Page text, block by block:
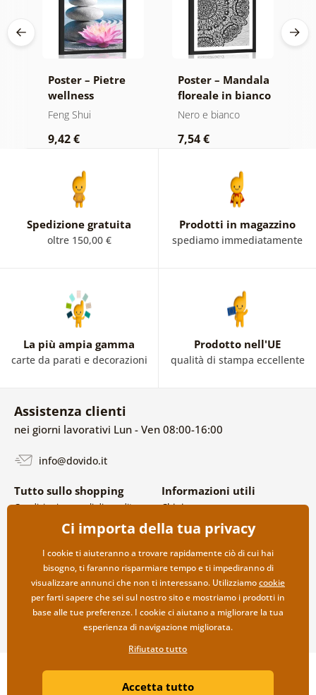
Poster – Pietre
wellness
Feng Shui
9,42 €
Poster – Mandala
floreale in bianco
e nero
Nero e bianco
7,54 €
Spedizione gratuita
oltre 150,00 €
Prodotti in magazzino
spediamo immediatamente
La più ampia gamma
carte da parati e decorazioni
Prodotto nell'UE
qualità di stampa eccellente
Assistenza clienti
nei giorni lavorativi Lun - Ven 08:00-16:00
info@dovido.it
Tutto sullo shopping
Condizioni generali di vendita e
Politica sulla privacy
Opzioni di spedizione e
pagamento
Reso della merce
Informazioni utili
Chi siamo
FAQ
Contatti
Collaborazione all’ingrosso
Copyright ©2019 © Dovido.it.
Litvanyi.sk| Negozio online creato da
Ci importa della tua privacy
I cookie ti aiuteranno a trovare rapidamente ciò di cui hai
bisogno, ti faranno risparmiare tempo e ti impediranno di
visualizzare annunci che non ti interessano. Utilizziamocookie
per farti sapere che sei sul nostro sito e mostriamo i prodotti in
base alle tue preferenze. I cookie ci aiutano a migliorare la tua
esperienza di navigazione migliorata.
Rifiutato tutto
Accetta tutto